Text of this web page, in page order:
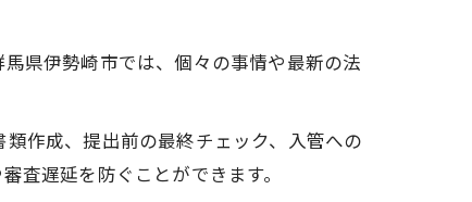
県伊勢崎市では、個々の事情や最新の法
作成、提出前の最終チェック、入管への
査遅延を防ぐことができます。